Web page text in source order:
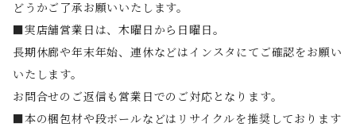
どうかご了承お願いいたします。
■実店舗営業日は、木曜日から日曜日。
長期休廊や年末年始、連休などはインスタにてご確認をお願い
いたします。
お問合せのご返信も営業日でのご対応となります。
■本の梱包材や段ボールなどはリサイクルを推奨しております